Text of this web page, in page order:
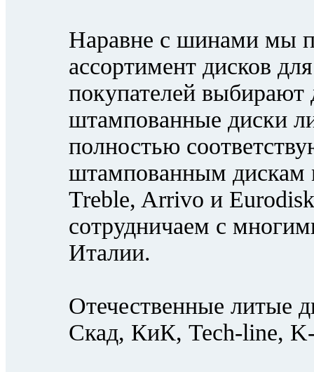
Наравне с шинами мы
ассортимент дисков
покупателей выбирают
штампованные диски
полностью
штампованным
Treble, Arrivo и
сотрудничаем с
Италии.
Отечественные литые
Скад, КиК, Tech-line,